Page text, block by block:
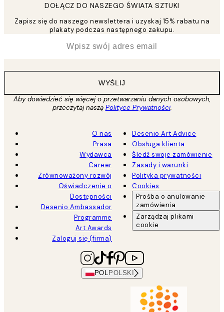
DOŁĄCZ DO NASZEGO ŚWIATA SZTUKI
Zapisz się do naszego newslettera i uzyskaj 15% rabatu na
plakaty podczas następnego zakupu.
WYŚLIJ
Aby dowiedzieć się więcej o przetwarzaniu danych osobowych,
przeczytaj naszą Polityce Prywatności.
O nas
Prasa
Wydawca
Career
Zrównoważony rozwój
Oświadczenie o
Dostępności
Desenio Ambassador
Programme
Art Awards
Zaloguj się (firma)
Desenio Art Advice
Obsługa klienta
Śledź swoje zamówienie
Zasady i warunki
Polityka prywatności
Cookies
Prośba o anulowanie
zamówienia
Zarządzaj plikami
cookie
POL POLSKI